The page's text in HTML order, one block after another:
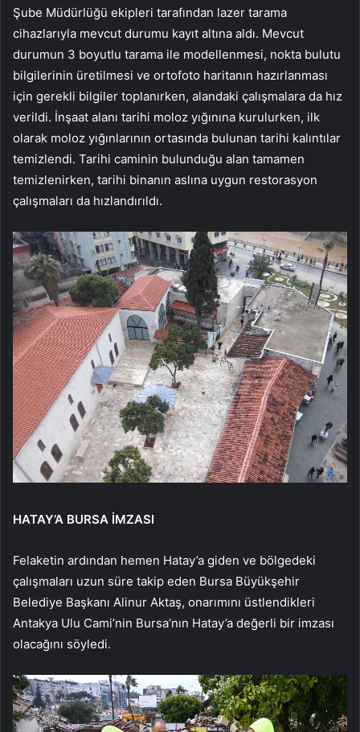
Şube Müdürlüğü ekipleri tarafından lazer tarama
cihazlarıyla mevcut durumu kayıt altına aldı. Mevcut
durumun 3 boyutlu tarama ile modellenmesi, nokta bulutu
bilgilerinin üretilmesi ve ortofoto haritanın hazırlanması
için gerekli bilgiler toplanırken, alandaki çalışmalara da hız
verildi. İnşaat alanı tarihi moloz yığınına kurulurken, ilk
olarak moloz yığınlarının ortasında bulunan tarihi kalıntılar
temizlendi. Tarihi caminin bulunduğu alan tamamen
temizlenirken, tarihi binanın aslına uygun restorasyon
çalışmaları da hızlandırıldı.
HATAY’A BURSA İMZASI
Felaketin ardından hemen Hatay’a giden ve bölgedeki
çalışmaları uzun süre takip eden Bursa Büyükşehir
Belediye Başkanı Alinur Aktaş, onarımını üstlendikleri
Antakya Ulu Cami’nin Bursa’nın Hatay’a değerli bir imzası
olacağını söyledi.